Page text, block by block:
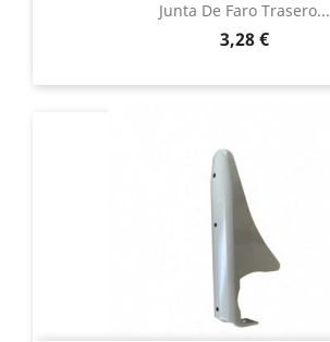
Junta De Faro Trasero...
Precio
3,28 €